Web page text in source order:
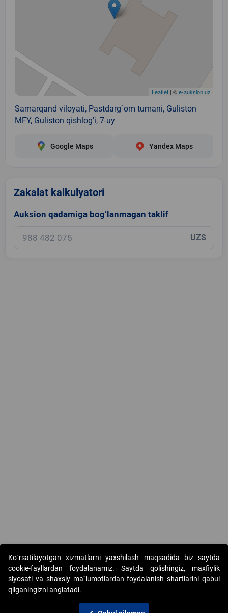
Leaflet | ©e-auksion.uz
Samarqand viloyati, Pastdarg`om tumani, Guliston
MFY, Guliston qishlog'i, 7-uy
Google Maps Yandex Maps
Zakalat kalkulyatori
Auksion qadamiga bog‘lanmagan taklif
UZS
Copyright © 2017-2026. "Elektron onlayn-auksionlarni
tashkil etish" AJ. Barcha huquqlar himoyalangan
Ko`rsatilayotgan xizmatlarni yaxshilash maqsadida biz saytda
cookie-fayllardan foydalanamiz. Saytda qolishingiz, maxfiylik
siyosati va shaxsiy ma`lumotlardan foydalanish shartlarini qabul
qilganingizni anglatadi.